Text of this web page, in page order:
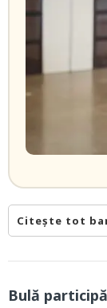
Citește tot
Bulă